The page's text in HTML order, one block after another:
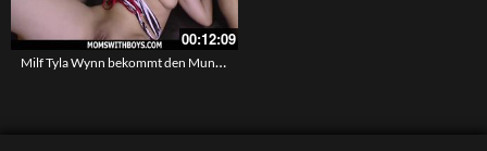
00:12:09
Milf Tyla Wynn bekommt den Mundfick – Eine geile rasierte Mutter beim Deepthroat